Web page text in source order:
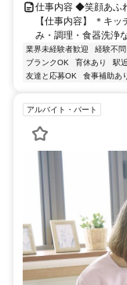
仕事内容 ◆笑顔あふ
【仕事内容】 ＊キ
み・調理・食器洗浄
業界未経験者歓迎 経験不問
ブランクOK
育休あり 駅
友達と応募OK
食事補助あ
アルバイト・パート